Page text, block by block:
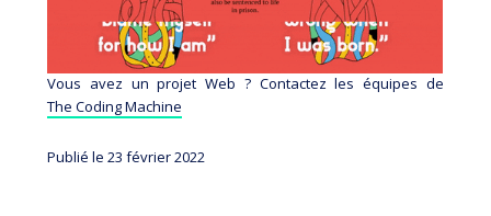
Vous avez un projet Web ? Contactez les équipes de
The Coding Machine
Publié le 23 février 2022